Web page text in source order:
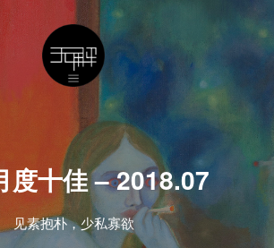
度十佳 – 2018.07
见素抱朴，少私寡欲